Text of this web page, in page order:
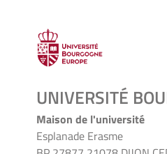
UNIVERSITÉ
Maison de l'université
Esplanade Erasme